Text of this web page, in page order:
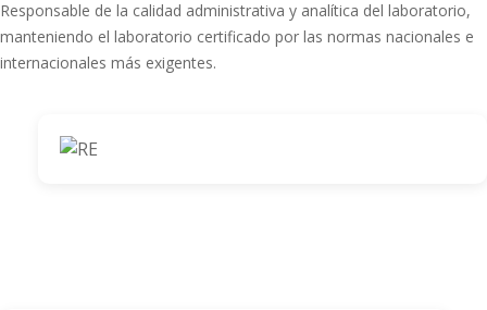
Responsable de la calidad administrativa y analítica del laboratorio,
manteniendo el laboratorio certificado por las normas nacionales e
internacionales más exigentes.